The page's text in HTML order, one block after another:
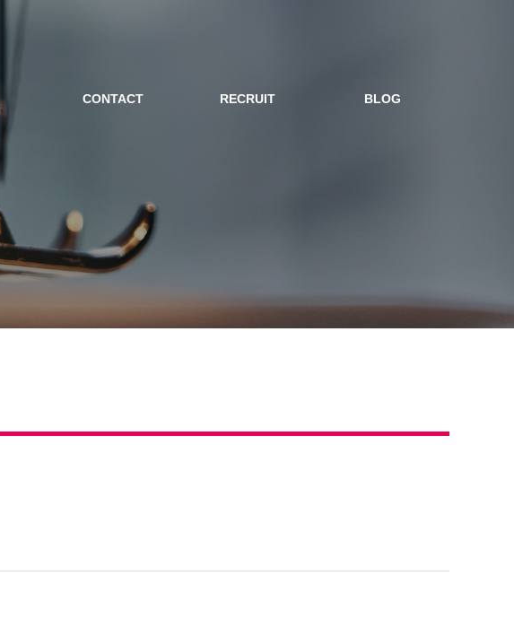
CONTACT RECRUIT BLOG